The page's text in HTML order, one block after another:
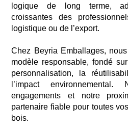
logique de long terme,
croissantes des
logistique ou de l’export.
Chez Beyria Emballages,
modèle responsable, fondé
personnalisation,
la
l’impact
engagements et notre
partenaire fiable pour toutes
bois.